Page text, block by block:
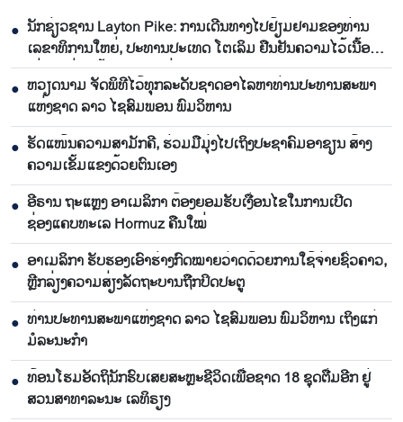
● ນັກຊ່ຽວຊານ Layton Pike: ການເດີນທາງໄປຢ້ຽມຢາມຂອງທ່ານ
ເລຂາທິການໃຫຍ່, ປະທານປະເທດ ໂຕເລິມ ຢືນຢັນຄວາມໄວ້ເນື້ອ
ເຊື່ອໃຈທີ່ນັບມື້ນັບສູງລະຫວ່າງ ຫວຽດນາມ ແລະ ອົດສະຕາລີ
● ຫວຽດນາມ ຈັດພິທີໄວ້ທຸກລະດັບຊາດອາໄລຫາທ່ານປະທານສະພາ
ແຫ່ງຊາດ ລາວ ໄຊສົມພອນ ພົມວິຫານ
● ຮັດແໜ້ນຄວາມສາມັກຄີ, ຮ່ວມມືມຸ່ງໄປເຖິງປະຊາຄົມອາຊຽນ ສ້າງ
ຄວາມເຂັ້ມແຂງດ້ວຍຕົນເອງ
● ອີຣານ ຖະແຫຼງ ອາເມລິກາ ຕ້ອງຍອມຮັບເງື່ອນໄຂໃນການເປີດ
ຊ່ອງແຄບທະເລ Hormuz ຄືນໃໝ່
● ອາເມລິກາ ຮັບຮອງເອົາຮ່າງກົດໝາຍວ່າດດ້ວຍການໃຊ້ຈ່າຍຊົ່ວຄາວ,
ຫຼີກລ່ຽງຄວາມສ່ຽງລັດຖະບານຖືກປິດປະຕູ
● ທ່ານປະທານສະພາແຫ່ງຊາດ ລາວ ໄຊສົມພອນ ພົມວິຫານ ເຖິງແກ່
ມໍລະນະກຳ
● ທ້ອນໂຮມອັດຖິນັກຮົບເສຍສະຫຼະຊີວິດເພື່ອຊາດ 18 ຊຸດຕື່ມອີກ ຢູ່
ສວນສາທາລະນະ ເລທິຣຽງ